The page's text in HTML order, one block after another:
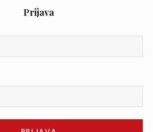
Prijava